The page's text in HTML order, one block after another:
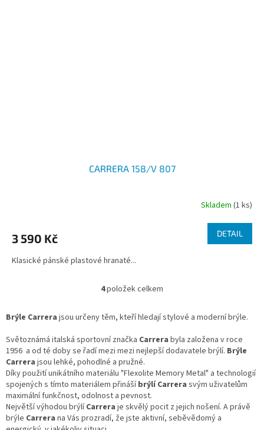
CARRERA 158/V 807
Skladem (1 ks)
3 590 Kč DETAIL
Klasické pánské plastové hranaté...
O
l
d
a
c
í
p
r
v
k
4položek celkem
Brýle Carrera jsou určeny těm, kteří hledají stylové a moderní brýle.
Světoznámá italská sportovní značka Carrera byla založena v roce
1956 a od té doby se řadí mezi mezi nejlepší dodavatele brýlí. Brýle
Carrera jsou lehké, pohodlné a pružné.
Díky použití unikátního materiálu "Flexolite Memory Metal" a technologií
spojených s tímto materiálem přinášíbrýlí Carrera svým uživatelům
maximální funkčnost, odolnost a pevnost.
Největší výhodou brýlíCarrera je skvělý pocit z jejich nošení. A právě
brýle Carrera na Vás prozradí, že jste aktivní, seběvědomý a